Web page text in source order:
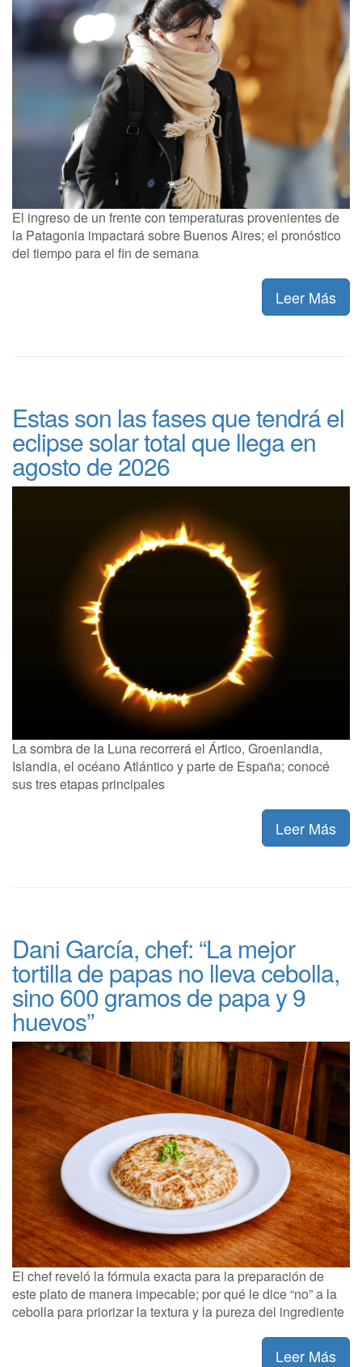
El ingreso de un frente con temperaturas provenientes de
la Patagonia impactará sobre Buenos Aires; el pronóstico
del tiempo para el fin de semana
Leer Más
Estas son las fases que tendrá el
eclipse solar total que llega en
agosto de 2026
La sombra de la Luna recorrerá el Ártico, Groenlandia,
Islandia, el océano Atlántico y parte de España; conocé
sus tres etapas principales
Leer Más
Dani García, chef: “La mejor
tortilla de papas no lleva cebolla,
sino 600 gramos de papa y 9
huevos”
El chef reveló la fórmula exacta para la preparación de
este plato de manera impecable; por qué le dice “no” a la
cebolla para priorizar la textura y la pureza del ingrediente
Leer Más